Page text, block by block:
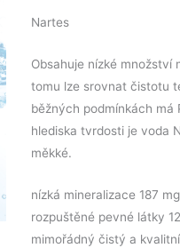
Nartes
Obsahuje nízké množství
tomu lze srovnat čistotu
běžných podmínkách má
hlediska tvrdosti je voda
měkké.
nízká mineralizace 187
rozpuštěné pevné látky
mimořádný čistý a